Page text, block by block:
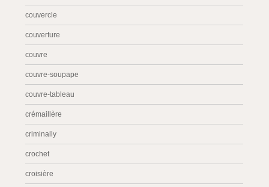
couvercle
couverture
couvre
couvre-soupape
couvre-tableau
crémaillère
criminally
crochet
croisière